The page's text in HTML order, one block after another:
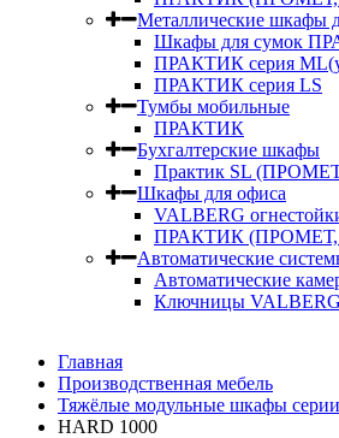
Металлические шкафы
Шкафы для сумок
ПРАКТИК серия
ПРАКТИК серия LS
Тумбы мобильные
ПРАКТИК
Бухгалтерские шкафы
Практик SL (ПРОМЕТ
Шкафы для офиса
VALBERG
ПРАКТИК (ПРОМЕТ,
Автоматические
Автоматические
Ключницы
Главная
Производственная мебель
Тяжёлые модульные шкафы
HARD 1000